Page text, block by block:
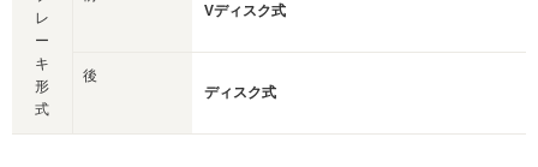
レ
ー
キ
形
式
Vディスク式
後
ディスク式